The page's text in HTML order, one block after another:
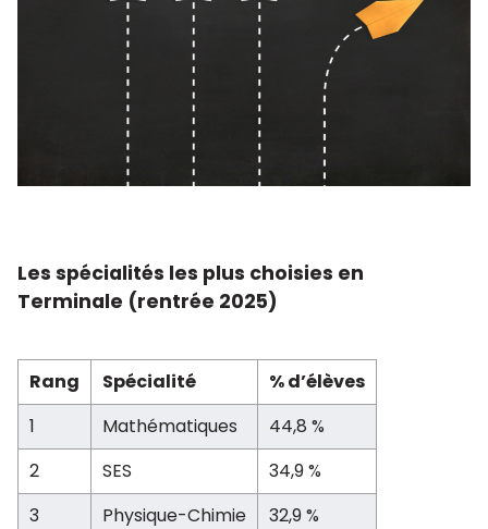
Les spécialités les plus choisies en
Terminale (rentrée 2025)
Rang Spécialité
% d’élèves
1
Mathématiques
44,8 %
2
SES
34,9 %
3
Physique-Chimie
32,9 %